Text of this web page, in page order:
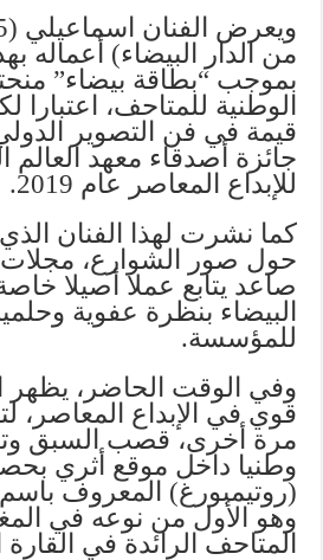
من الدار البيضاء) أعماله
بموجب “بطاقة بيضاء”
الوطنية للمتاحف، اعتبارا
قيمة في فن التصوير
جائزة أصدقاء معهد العالم
للإبداع المعاصر عام 2019.
كما نشرت لهذا الفنان
حول صور الشوارع، مجلات
صاعد يتابع عملا أصيلا
البيضاء بنظرة عفوية
للمؤسسة.
وفي الوقت الحاضر، يظهر
قوي في الإبداع المعاصر،
مرة أخرى، قصب السبق
وطنيا داخل موقع أثري
(روتيمبورغ) المعروف باسم
وهو الأول من نوعه في
المتاحف الرائدة في القارة